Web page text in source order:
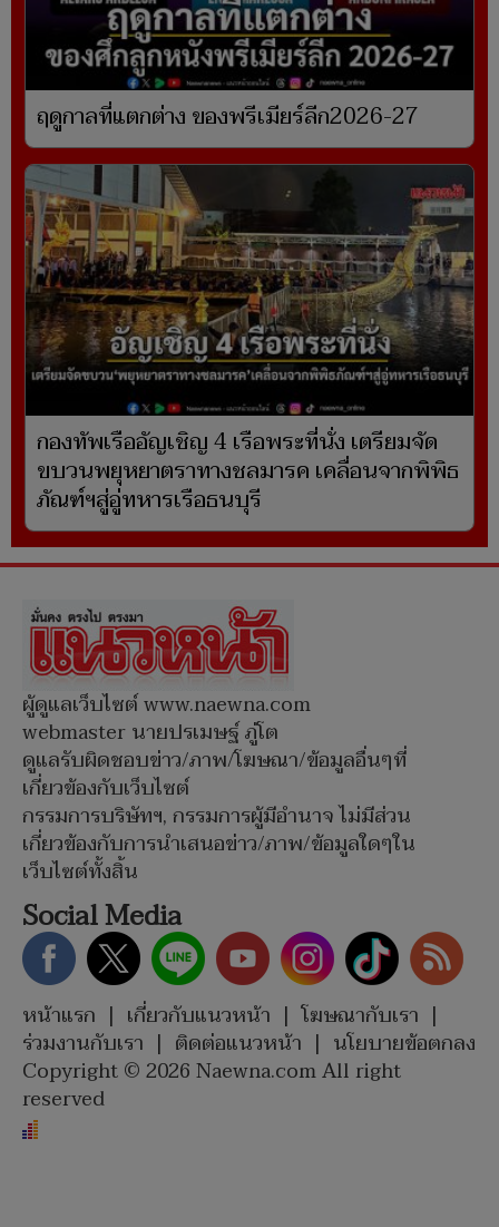
ฤดูกาลที่แตกต่าง ของพรีเมียร์ลีก2026-27
กองทัพเรืออัญเชิญ 4 เรือพระที่นั่ง เตรียมจัด
ขบวนพยุหยาตราทางชลมารค เคลื่อนจากพิพิธ
ภัณฑ์ฯสู่อู่ทหารเรือธนบุรี
ผู้ดูแลเว็บไซต์ www.naewna.com
webmaster นายปรเมษฐ์ ภู่โต
ดูแลรับผิดชอบข่าว/ภาพ/โฆษณา/ข้อมูลอื่นๆที่
เกี่ยวข้องกับเว็บไซต์
กรรมการบริษัทฯ, กรรมการผู้มีอำนาจ ไม่มีส่วน
เกี่ยวข้องกับการนำเสนอข่าว/ภาพ/ข้อมูลใดๆใน
เว็บไซต์ทั้งสิ้น
Social Media
หน้าแรก | เกี่ยวกับแนวหน้า | โฆษณากับเรา |
ร่วมงานกับเรา | ติดต่อแนวหน้า | นโยบายข้อตกลง
Copyright © 2026 Naewna.com All right
reserved